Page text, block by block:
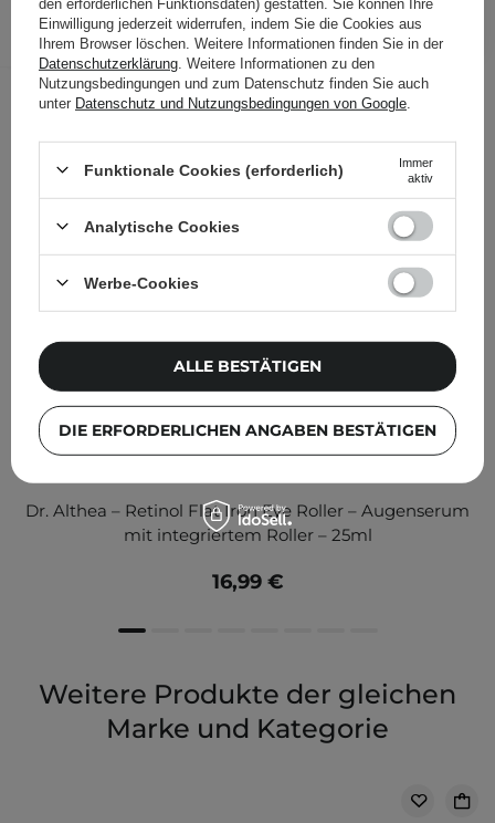
IN DEN WARENKORB
Folgende Produkte wurden von
anderen Kunden geprüft
Dr. Althea – Retinol Flat Iron Eye Roller – Augenserum
mit integriertem Roller – 25ml
16,99 €
Weitere Produkte der gleichen
Marke und Kategorie
Einwilligung jederzeit widerrufen, indem Sie die Cookies aus
Ihrem Browser löschen. Weitere Informationen finden Sie in der
Datenschutzerklärung . Weitere Informationen zu den
Nutzungsbedingungen und zum Datenschutz finden Sie auch
unter Datenschutz und Nutzungsbedingungen von Google
Funktionale Cookies (erforderlich)
Immer
aktiv
Analytische Cookies
Werbe-Cookies
DIE ERFORDERLICHEN ANGABEN BESTÄTIGEN
ALLE BESTÄTIGEN